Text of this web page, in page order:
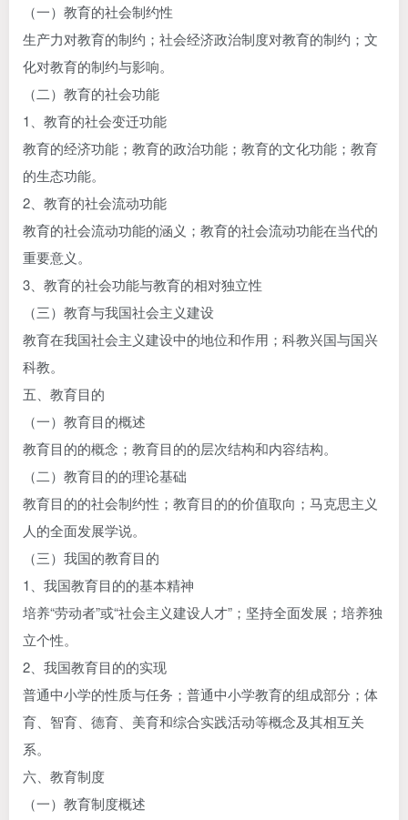
（一）教育的社会制约性
生产力对教育的制约；社会经济政治制度对教育的制约；文
化对教育的制约与影响。
（二）教育的社会功能
1、教育的社会变迁功能
教育的经济功能；教育的政治功能；教育的文化功能；教育
的生态功能。
2、教育的社会流动功能
教育的社会流动功能的涵义；教育的社会流动功能在当代的
重要意义。
3、教育的社会功能与教育的相对独立性
（三）教育与我国社会主义建设
教育在我国社会主义建设中的地位和作用；科教兴国与国兴
科教。
五、教育目的
（一）教育目的概述
教育目的的概念；教育目的的层次结构和内容结构。
（二）教育目的的理论基础
教育目的的社会制约性；教育目的的价值取向；马克思主义
人的全面发展学说。
（三）我国的教育目的
1、我国教育目的的基本精神
培养“劳动者”或“社会主义建设人才”；坚持全面发展；培养独
立个性。
2、我国教育目的的实现
普通中小学的性质与任务；普通中小学教育的组成部分；体
育、智育、德育、美育和综合实践活动等概念及其相互关
系。
六、教育制度
（一）教育制度概述